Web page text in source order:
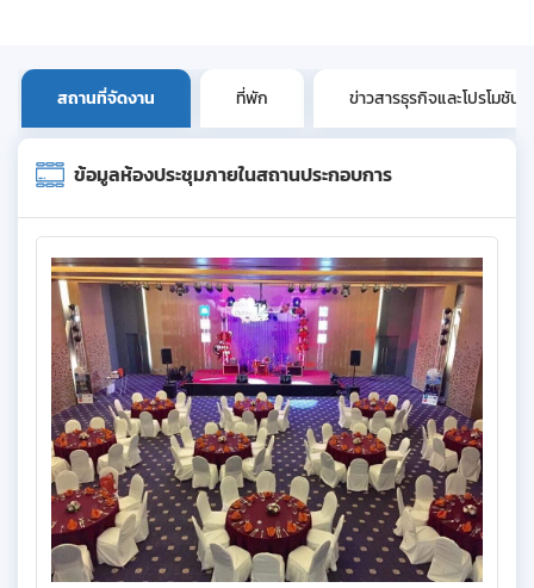
สถานที่จัดงาน ที่พัก ข่าวสารธุรกิจและโปรโมชัน
ข้อมูลห้องประชุมภายในสถานประกอบการ